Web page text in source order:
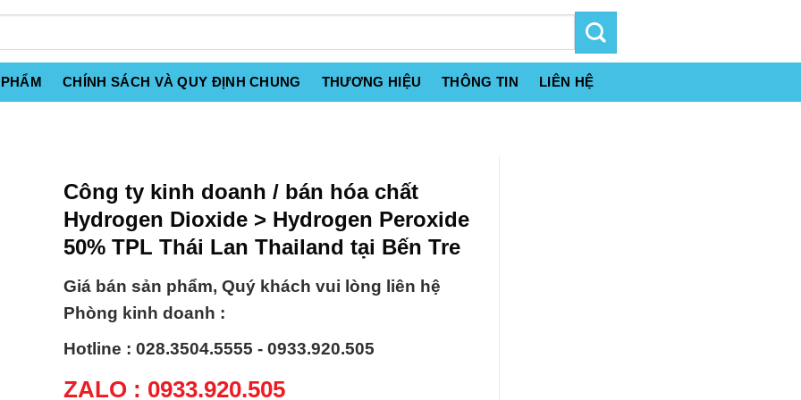
CHÍNH SÁCH VÀ QUY ĐỊNH CHUNG THƯƠNG HIỆU THÔNG TIN LIÊN HỆ
Công ty kinh doanh / bán hóa chất
Hydrogen Dioxide > Hydrogen Peroxide
50% TPL Thái Lan Thailand tại Bến Tre
Giá bán sản phẩm, Quý khách vui lòng liên hệ
Phòng kinh doanh :
Hotline : 028.3504.5555 - 0933.920.505
ZALO : 0933.920.505